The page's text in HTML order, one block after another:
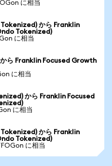
に相当
から Franklin
Tokenized)
に相当
ら Franklin Focused Growth
に相当
から Franklin Focused
に相当
から Franklin
Tokenized)
に相当